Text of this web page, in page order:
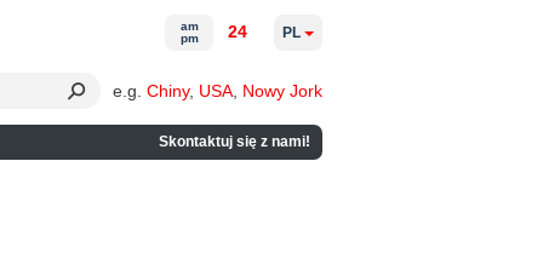
e.g. Chiny, USA Nowy Jork
Skontaktuj się z nami!
am
pm
24 PL